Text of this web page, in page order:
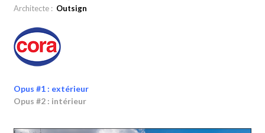
Architecte : Outsign
Opus #1 : extérieur
Opus #2 : intérieur